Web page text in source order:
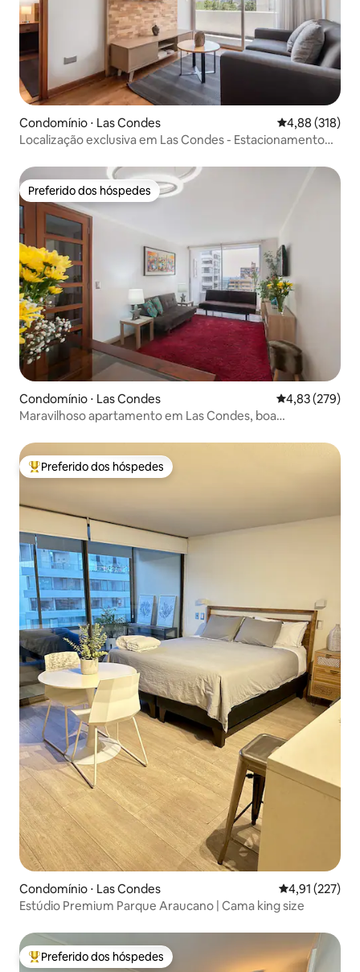
Condomínio ⋅ Las Condes 4,88 de uma
4,88 (318)
Localização exclusiva em Las Condes - Estacionamento
Preferido dos hóspedes
Preferido dos hóspedes
Condomínio ⋅ Las Condes 4,83 de uma
4,83 (279)
Maravilhoso apartamento em Las Condes, boa
Entre os melhores preferidos dos hóspedes
Preferido dos hóspedes
Condomínio ⋅ Las Condes 4,91 de uma
4,91 (227)
Estúdio Premium Parque Araucano | Cama king size
Entre os melhores preferidos dos hóspedes
Preferido dos hóspedes